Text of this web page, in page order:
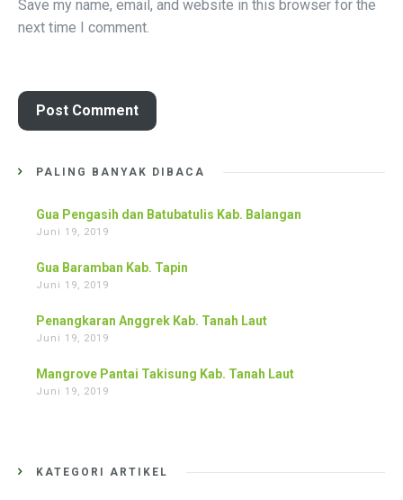
Save my name, email, and website in this browser for the
next time I comment.
PALING BANYAK DIBACA
Gua Pengasih dan Batubatulis Kab. Balangan
Juni 19, 2019
Gua Baramban Kab. Tapin
Juni 19, 2019
Penangkaran Anggrek Kab. Tanah Laut
Juni 19, 2019
Mangrove Pantai Takisung Kab. Tanah Laut
Juni 19, 2019
KATEGORI ARTIKEL